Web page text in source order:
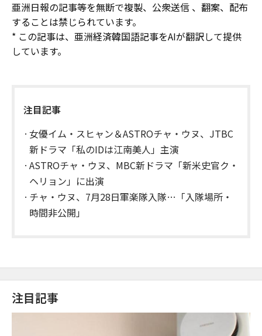
亜洲日報の記事等を無断で複製、公衆送信 、翻案、配布
することは禁じられています。
* この記事は、亜洲経済韓国語記事をAIが翻訳して提供
しています。
注目記事
女優イム・スヒャン＆ASTROチャ・ウヌ、JTBC
新ドラマ「私のIDは江南美人」主演
ASTROチャ・ウヌ、MBC新ドラマ「新米史官ク・
ヘリョン」に出演
チャ・ウヌ、7月28日軍楽隊入隊…「入隊場所・
時間非公開」
注目記事